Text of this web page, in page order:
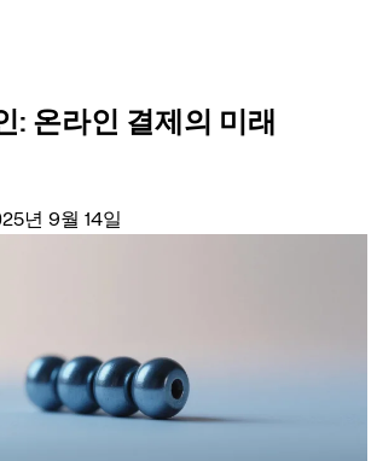
: 온라인 결제의 미래
년 9월 14일